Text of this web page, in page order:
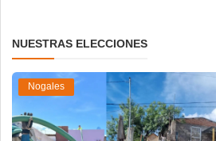
NUESTRAS ELECCIONES
Nogales